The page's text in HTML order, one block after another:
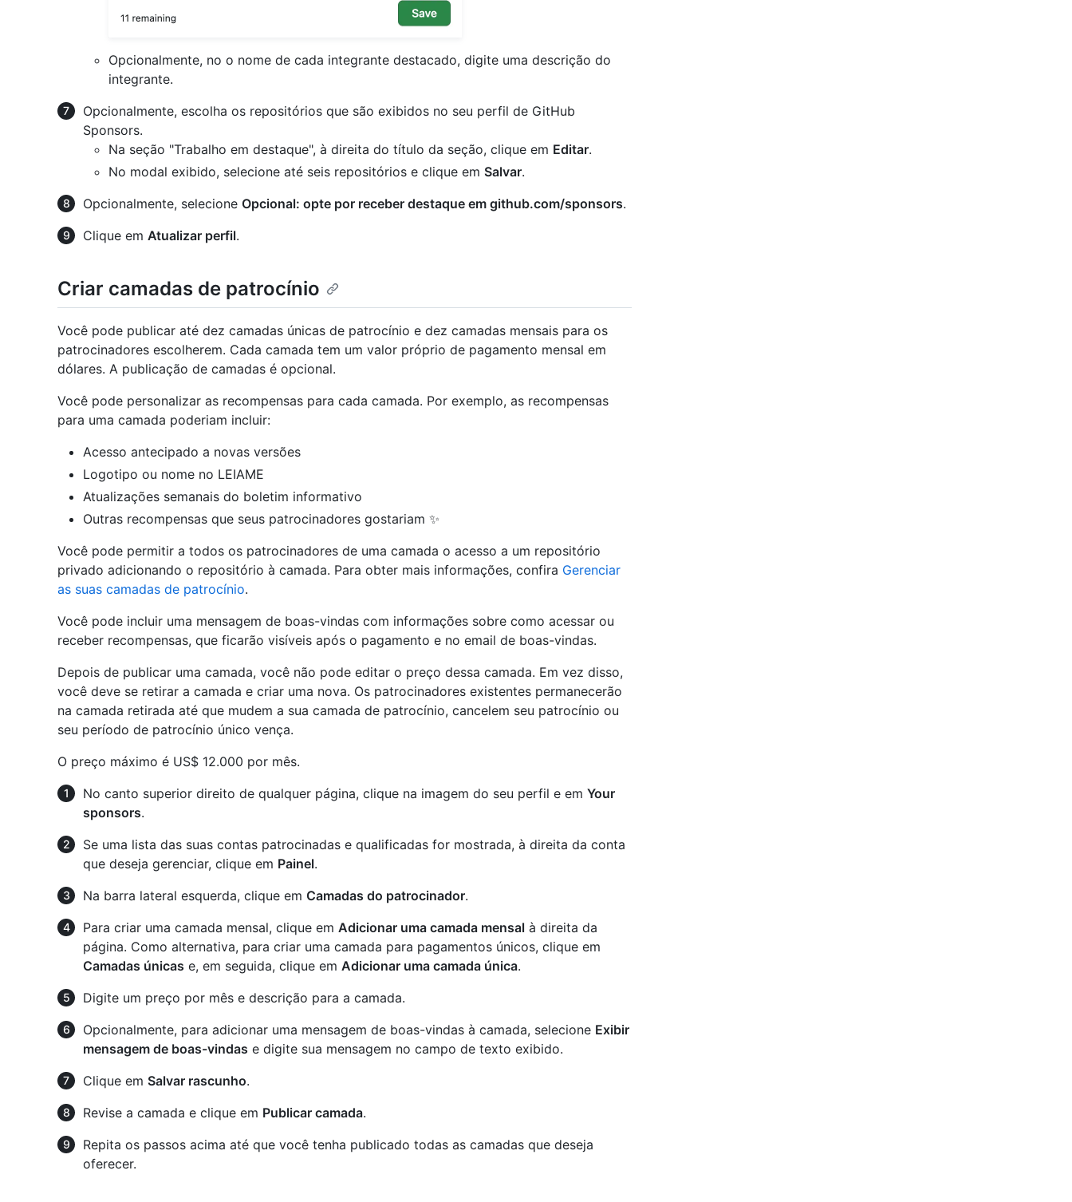
Opcionalmente, no o nome de cada integrante destacado, digite uma descrição do
integrante.
Opcionalmente, escolha os repositórios que são exibidos no seu perfil de GitHub
Sponsors.
Na seção "Trabalho em destaque", à direita do título da seção, clique em Editar.
No modal exibido, selecione até seis repositórios e clique em Salvar.
Opcionalmente, selecione Opcional: opte por receber destaque em github.com/sponsors.
Clique em Atualizar perfil.
Criar camadas de patrocínio
Você pode publicar até dez camadas únicas de patrocínio e dez camadas mensais para os
patrocinadores escolherem. Cada camada tem um valor próprio de pagamento mensal em
dólares. A publicação de camadas é opcional.
Você pode personalizar as recompensas para cada camada. Por exemplo, as recompensas
para uma camada poderiam incluir:
Acesso antecipado a novas versões
Logotipo ou nome no LEIAME
Atualizações semanais do boletim informativo
Outras recompensas que seus patrocinadores gostariam ✨
Você pode permitir a todos os patrocinadores de uma camada o acesso a um repositório
privado adicionando o repositório à camada. Para obter mais informações, confira Gerenciar
as suas camadas de patrocínio.
Você pode incluir uma mensagem de boas-vindas com informações sobre como acessar ou
receber recompensas, que ficarão visíveis após o pagamento e no email de boas-vindas.
Depois de publicar uma camada, você não pode editar o preço dessa camada. Em vez disso,
você deve se retirar a camada e criar uma nova. Os patrocinadores existentes permanecerão
na camada retirada até que mudem a sua camada de patrocínio, cancelem seu patrocínio ou
seu período de patrocínio único vença.
O preço máximo é US$ 12.000 por mês.
No canto superior direito de qualquer página, clique na imagem do seu perfil e em Your
sponsors.
Se uma lista das suas contas patrocinadas e qualificadas for mostrada, à direita da conta
que deseja gerenciar, clique em Painel.
Na barra lateral esquerda, clique em Camadas do patrocinador.
Para criar uma camada mensal, clique em Adicionar uma camada mensal à direita da
página. Como alternativa, para criar uma camada para pagamentos únicos, clique em
Camadas únicas e, em seguida, clique em Adicionar uma camada única.
Digite um preço por mês e descrição para a camada.
Opcionalmente, para adicionar uma mensagem de boas-vindas à camada, selecione Exibir
mensagem de boas-vindas e digite sua mensagem no campo de texto exibido.
Clique em Salvar rascunho.
Revise a camada e clique em Publicar camada.
Repita os passos acima até que você tenha publicado todas as camadas que deseja
oferecer.